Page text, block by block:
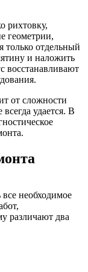
рихтовку,
геометрии,
только отдельный
и наложить
восстанавливают
от сложности
удается. В
все необходимое
различают два